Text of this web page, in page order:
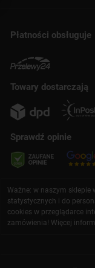
Płatności obsługuje
Towary dostarczają
Sprawdź opinie
Ważne: w naszym sklepie
statystycznych i do
cookies w przeglądarce
zamówienia! Więcej